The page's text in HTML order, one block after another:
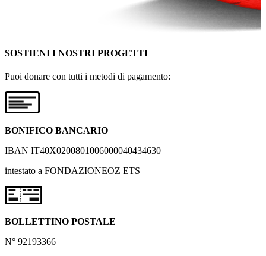
SOSTIENI I NOSTRI PROGETTI
Puoi donare con tutti i metodi di pagamento:
BONIFICO BANCARIO
IBAN IT40X0200801006000040434630
intestato a FONDAZIONEOZ ETS
BOLLETTINO POSTALE
N° 92193366